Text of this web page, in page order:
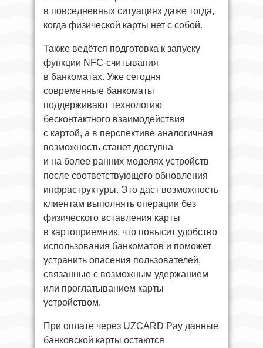
в повседневных ситуациях даже тогда,
когда физической карты нет с собой.
Также ведётся подготовка к запуску
функции NFC-считывания
в банкоматах. Уже сегодня
современные банкоматы
поддерживают технологию
бесконтактного взаимодействия
с картой, а в перспективе аналогичная
возможность станет доступна
и на более ранних моделях устройств
после соответствующего обновления
инфраструктуры. Это даст возможность
клиентам выполнять операции без
физического вставления карты
в картоприемник, что повысит удобство
использования банкоматов и поможет
устранить опасения пользователей,
связанные с возможным удержанием
или проглатыванием карты
устройством.
При оплате через UZCARD Pay данные
банковской карты остаются